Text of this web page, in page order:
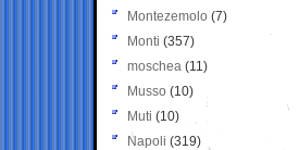
Montezemolo (7)
Monti (357)
moschea (11)
Musso (10)
Muti (10)
Napoli (319)